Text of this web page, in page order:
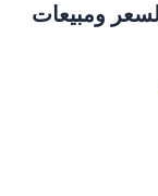
ومبيعات